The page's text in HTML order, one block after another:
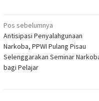
Navigasi
pos
Pos sebelumnya
Antisipasi Penyalahgunaan
Narkoba, PPWI Pulang Pisau
Selenggarakan Seminar
bagi Pelajar